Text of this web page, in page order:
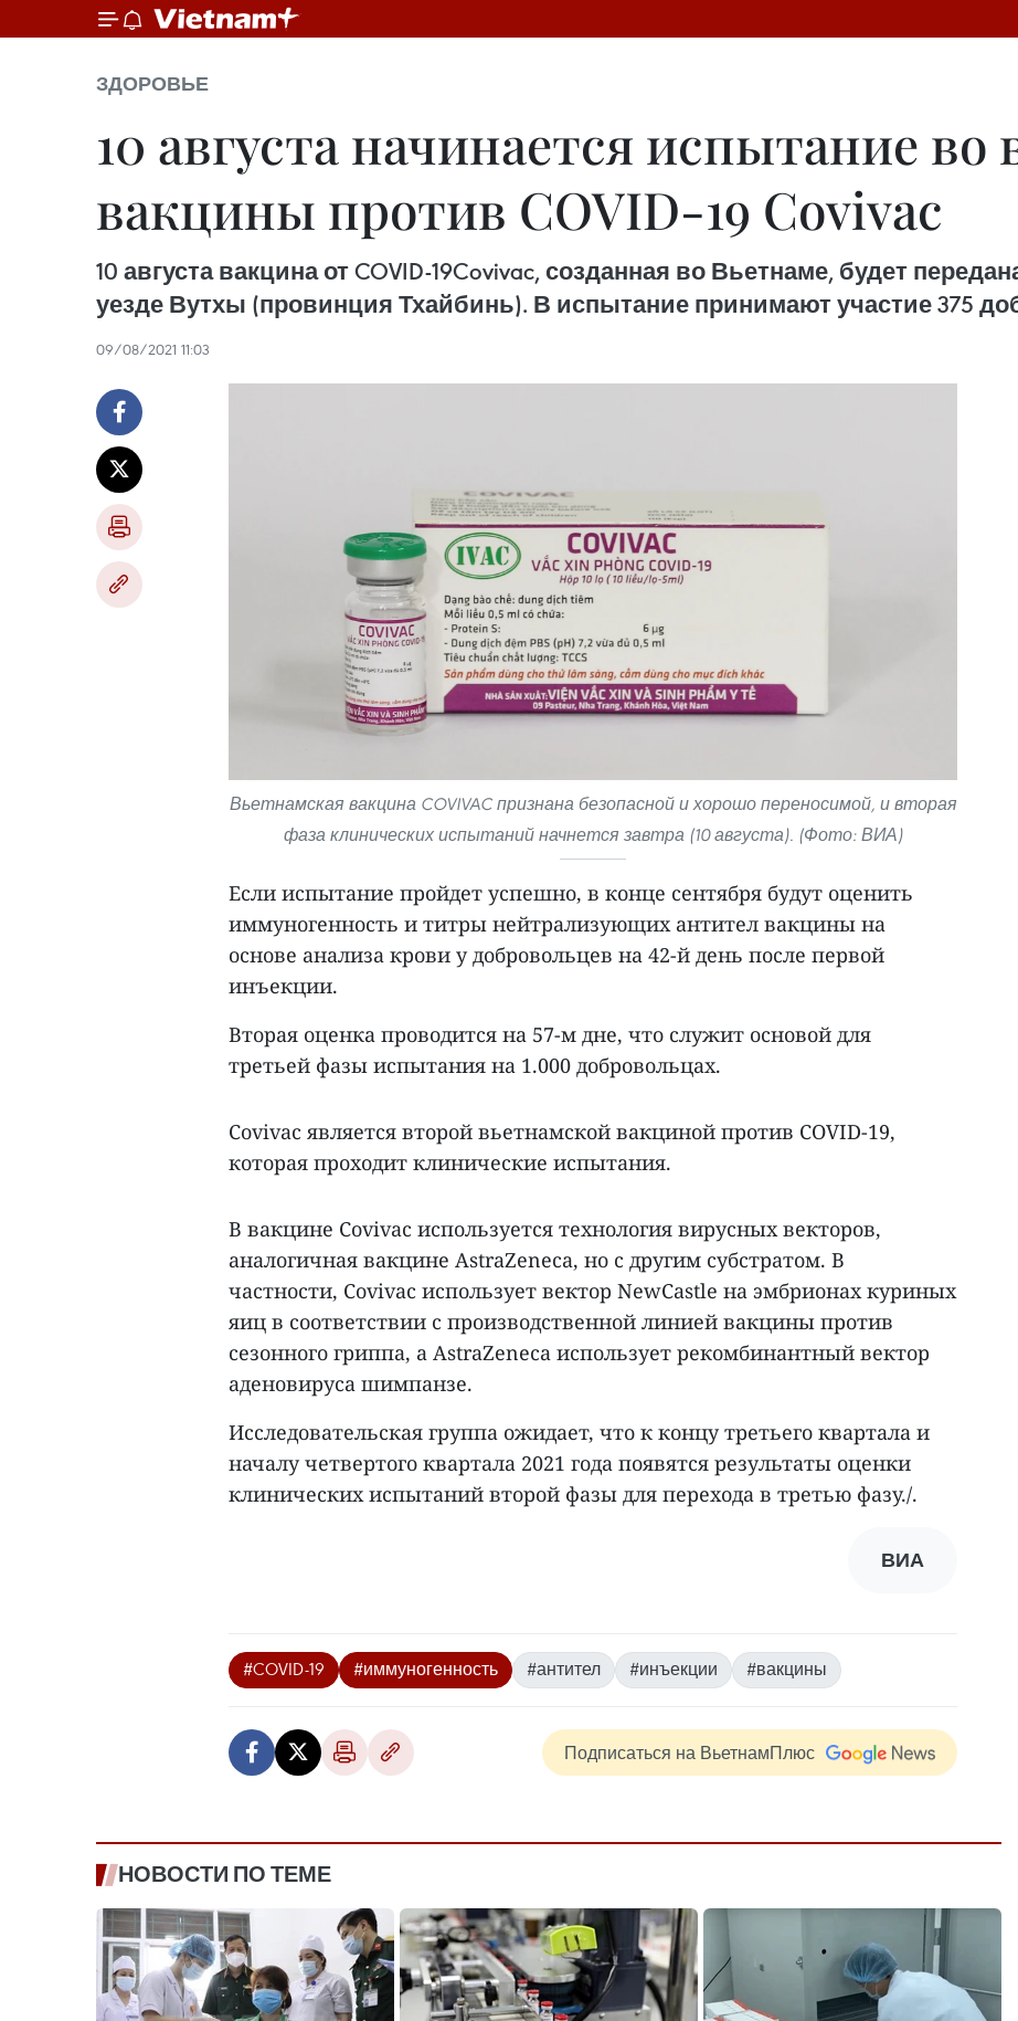
ЗДОРОВЬЕ
10 августа начинается испытание во
вакцины против COVID-19 Covivac
10 августа вакцина от COVID-19Covivac, созданная во Вьетнаме, будет
уезде Вутхы (провинция Тхайбинь). В испытание принимают участие 375
09/08/2021 11:03
Вьетнамская вакцина COVIVAC признана безопасной и хорошо переносимой, и вторая
фаза клинических испытаний начнется завтра (10 августа). (Фото: ВИА)
Если испытание пройдет успешно, в конце сентября будут оценить
иммуногенность и титры нейтрализующих антител вакцины на
основе анализа крови у добровольцев на 42-й день после первой
инъекции.
Вторая оценка проводится на 57-м дне, что служит основой для
третьей фазы испытания на 1.000 добровольцах.
Covivac является второй вьетнамской вакциной против COVID-19,
которая проходит клинические испытания.
В вакцине Covivac используется технология вирусных векторов,
аналогичная вакцине AstraZeneca, но с другим субстратом. В
частности, Covivac использует вектор NewCastle на эмбрионах куриных
яиц в соответствии с производственной линией вакцины против
сезонного гриппа, а AstraZeneca использует рекомбинантный вектор
аденовируса шимпанзе.
Исследовательская группа ожидает, что к концу третьего квартала и
началу четвертого квартала 2021 года появятся результаты оценки
клинических испытаний второй фазы для перехода в третью фазу./.
ВИА
#COVID-19 #иммуногенность #антител #инъекции #вакцины
Подписаться на ВьетнамПлюс
НОВОСТИ ПО ТЕМЕ